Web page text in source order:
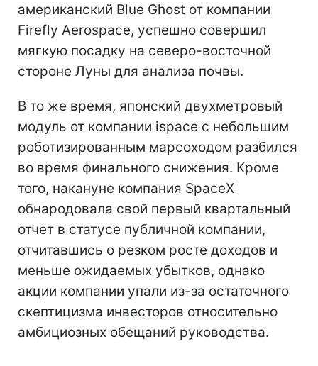
американский Blue Ghost от компании
Firefly Aerospace, успешно совершил
мягкую посадку на северо-восточной
стороне Луны для анализа почвы.
В то же время, японский двухметровый
модуль от компании ispace с небольшим
роботизированным марсоходом разбился
во время финального снижения. Кроме
того, накануне компания SpaceX
обнародовала свой первый квартальный
отчет в статусе публичной компании,
отчитавшись о резком росте доходов и
меньше ожидаемых убытков, однако
акции компании упали из-за остаточного
скептицизма инвесторов относительно
амбициозных обещаний руководства.